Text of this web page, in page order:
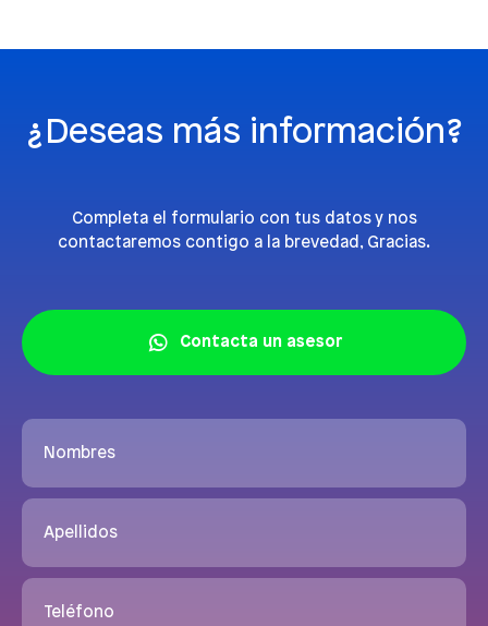
¿Deseas más información?
Completa el formulario con tus datos y nos
contactaremos contigo a la brevedad, Gracias.
Contacta un asesor
Nombres
Apellidos
Teléfono